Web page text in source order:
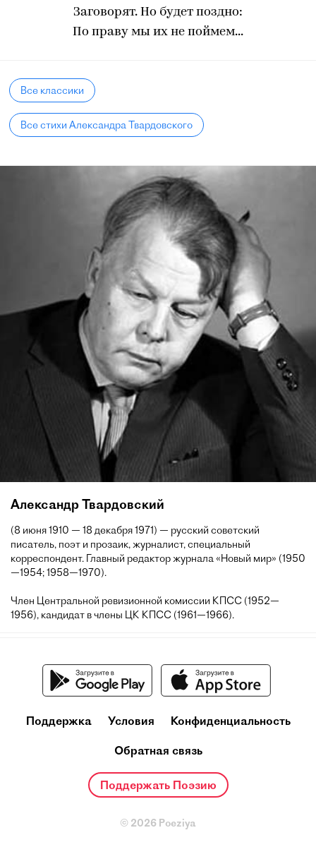
Заговорят. Но будет поздно:
По праву мы их не поймем...
Все классики
Все стихи Александра Твардовского
Александр Твардовский
(8 июня 1910 — 18 декабря 1971) — русский советский
писатель, поэт и прозаик, журналист, специальный
корреспондент. Главный редактор журнала «Новый мир» (1950
—1954; 1958—1970).
Член Центральной ревизионной комиссии КПСС (1952—
1956), кандидат в члены ЦК КПСС (1961—1966).
Поддержка Условия Конфиденциальность
Обратная связь
Поддержать Поэзию
© 2026 Poeziya